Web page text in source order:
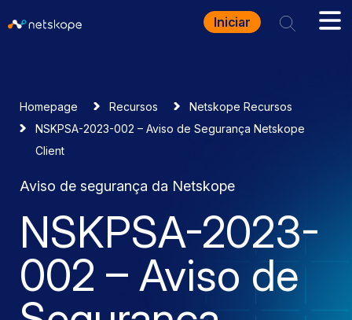
Iniciar
Homepage Recursos
Netskope Recursos
NSKPSA-2023-002 – Aviso de Segurança Netskope
Client
Aviso de segurança da Netskope
NSKPSA-2023-
002 – Aviso de